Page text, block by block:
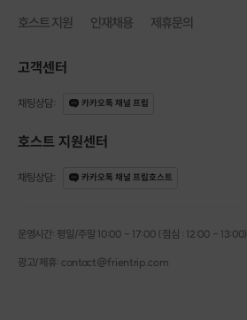
호스트 지원 인재채용 제휴문의
고객센터
채팅상담: 카카오톡 채널 프립
호스트 지원센터
채팅상담: 카카오톡 채널 프립호스트
운영시간: 평일/주말 10:00 - 17:00 (점심 : 12:00 - 13:00)
광고/제휴: contact@frientrip.com